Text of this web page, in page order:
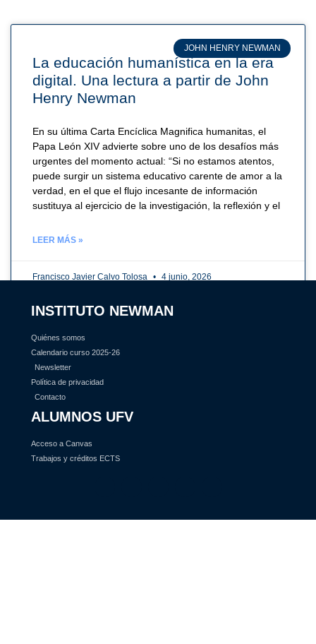
JOHN HENRY NEWMAN
La educación humanística en la era
digital. Una lectura a partir de John
Henry Newman
En su última Carta Encíclica Magnifica humanitas, el
Papa León XIV advierte sobre uno de los desafíos más
urgentes del momento actual: “Si no estamos atentos,
puede surgir un sistema educativo carente de amor a la
verdad, en el que el flujo incesante de información
sustituya al ejercicio de la investigación, la reflexión y el
LEER MÁS »
Francisco Javier Calvo Tolosa 4 junio, 2026
INSTITUTO NEWMAN
Quiénes somos
Calendario curso 2025-26
Newsletter
Política de privacidad
Contacto
ALUMNOS UFV
Acceso a Canvas
Trabajos y créditos ECTS